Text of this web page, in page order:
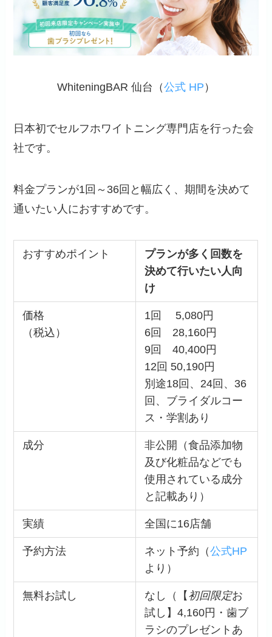
WhiteningBAR 仙台（公式 HP ）
日本初でセルフホワイトニング専門店を行った会
社です。
料金プランが1回～36回と幅広く、期間を決めて
通いたい人におすすめです。
おすすめポイント
プランが多く回数を
決めて行いたい人向
け
価格
（税込）
1回 5,080円
6回 28,160円
9回 40,400円
12回 50,190円
別途18回、24回、36
回、ブライダルコー
ス・学割あり
成分
非公開（食品添加物
及び化粧品などでも
使用されている成分
と記載あり）
実績 全国に16店舗
予約方法 ネット予約（公式HP
より）
無料お試し なし（【 初回限定お
試し】4,160円・歯ブ
ラシのプレゼントあ